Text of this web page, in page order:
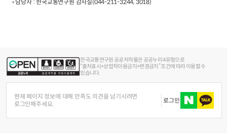
◦ 담당자 : 한국교통연구원 감사실(044-211-3244, 3018)
한국교통연구원 공공저작물은 공공누리 4유형으로
“출처표시+상업적이용금지+변경금지” 조건에 따라 이용할 수
있습니다.
현재 페이지 정보에 대해 만족도 의견을 남기시려면
로그인해주세요.
로그인